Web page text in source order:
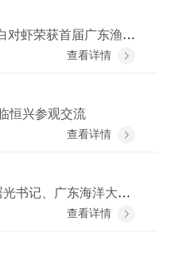
业种业博览会“十大名优品种”奖牌
查看详情
恒兴参观交流
查看详情
院梁朝晖书记一行到恒兴总部参观指导
查看详情